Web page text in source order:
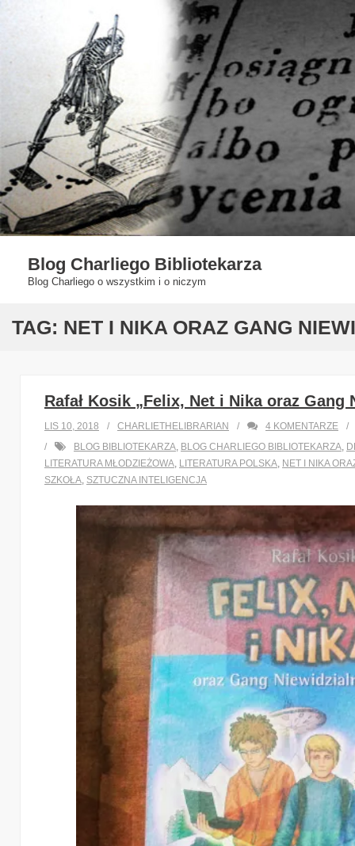
Blog Charliego Bibliotekarza
Blog Charliego o wszystkim i o niczym
TAG: NET I NIKA ORAZ GANG
Rafał Kosik „Felix, Net i Nika oraz
LIS 10, 2018 CHARLIETHELIBRARIAN 4 KOMENTARZE
BLOG BIBLIOTEKARZA, BLOG CHARLIEGO BIBLIOTEKARZA,
LITERATURA MŁODZIEŻOWA, LITERATURA POLSKA, NET I NIKA
SZKOŁA, SZTUCZNA INTELIGENCJA